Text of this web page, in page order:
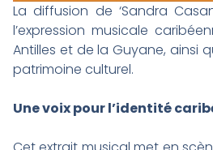
La diffusion de ‘Sandra
l’expression musicale
Antilles et de la Guyane, ainsi
patrimoine culturel.
Une voix pour l’identité